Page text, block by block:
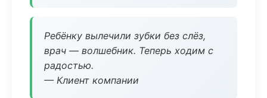
Ребёнку вылечили зубки без слёз,
врач — волшебник. Теперь ходим с
радостью.
— Клиент компании